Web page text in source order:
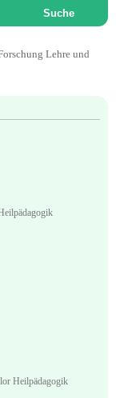
Suche
Lehre und
Heilpädagogik